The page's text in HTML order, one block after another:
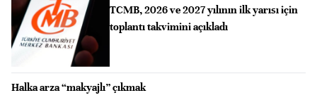
TCMB, 2026 ve 2027 yılının ilk yarısı için
toplantı takvimini açıkladı
Halka arza “makyajlı” çıkmak